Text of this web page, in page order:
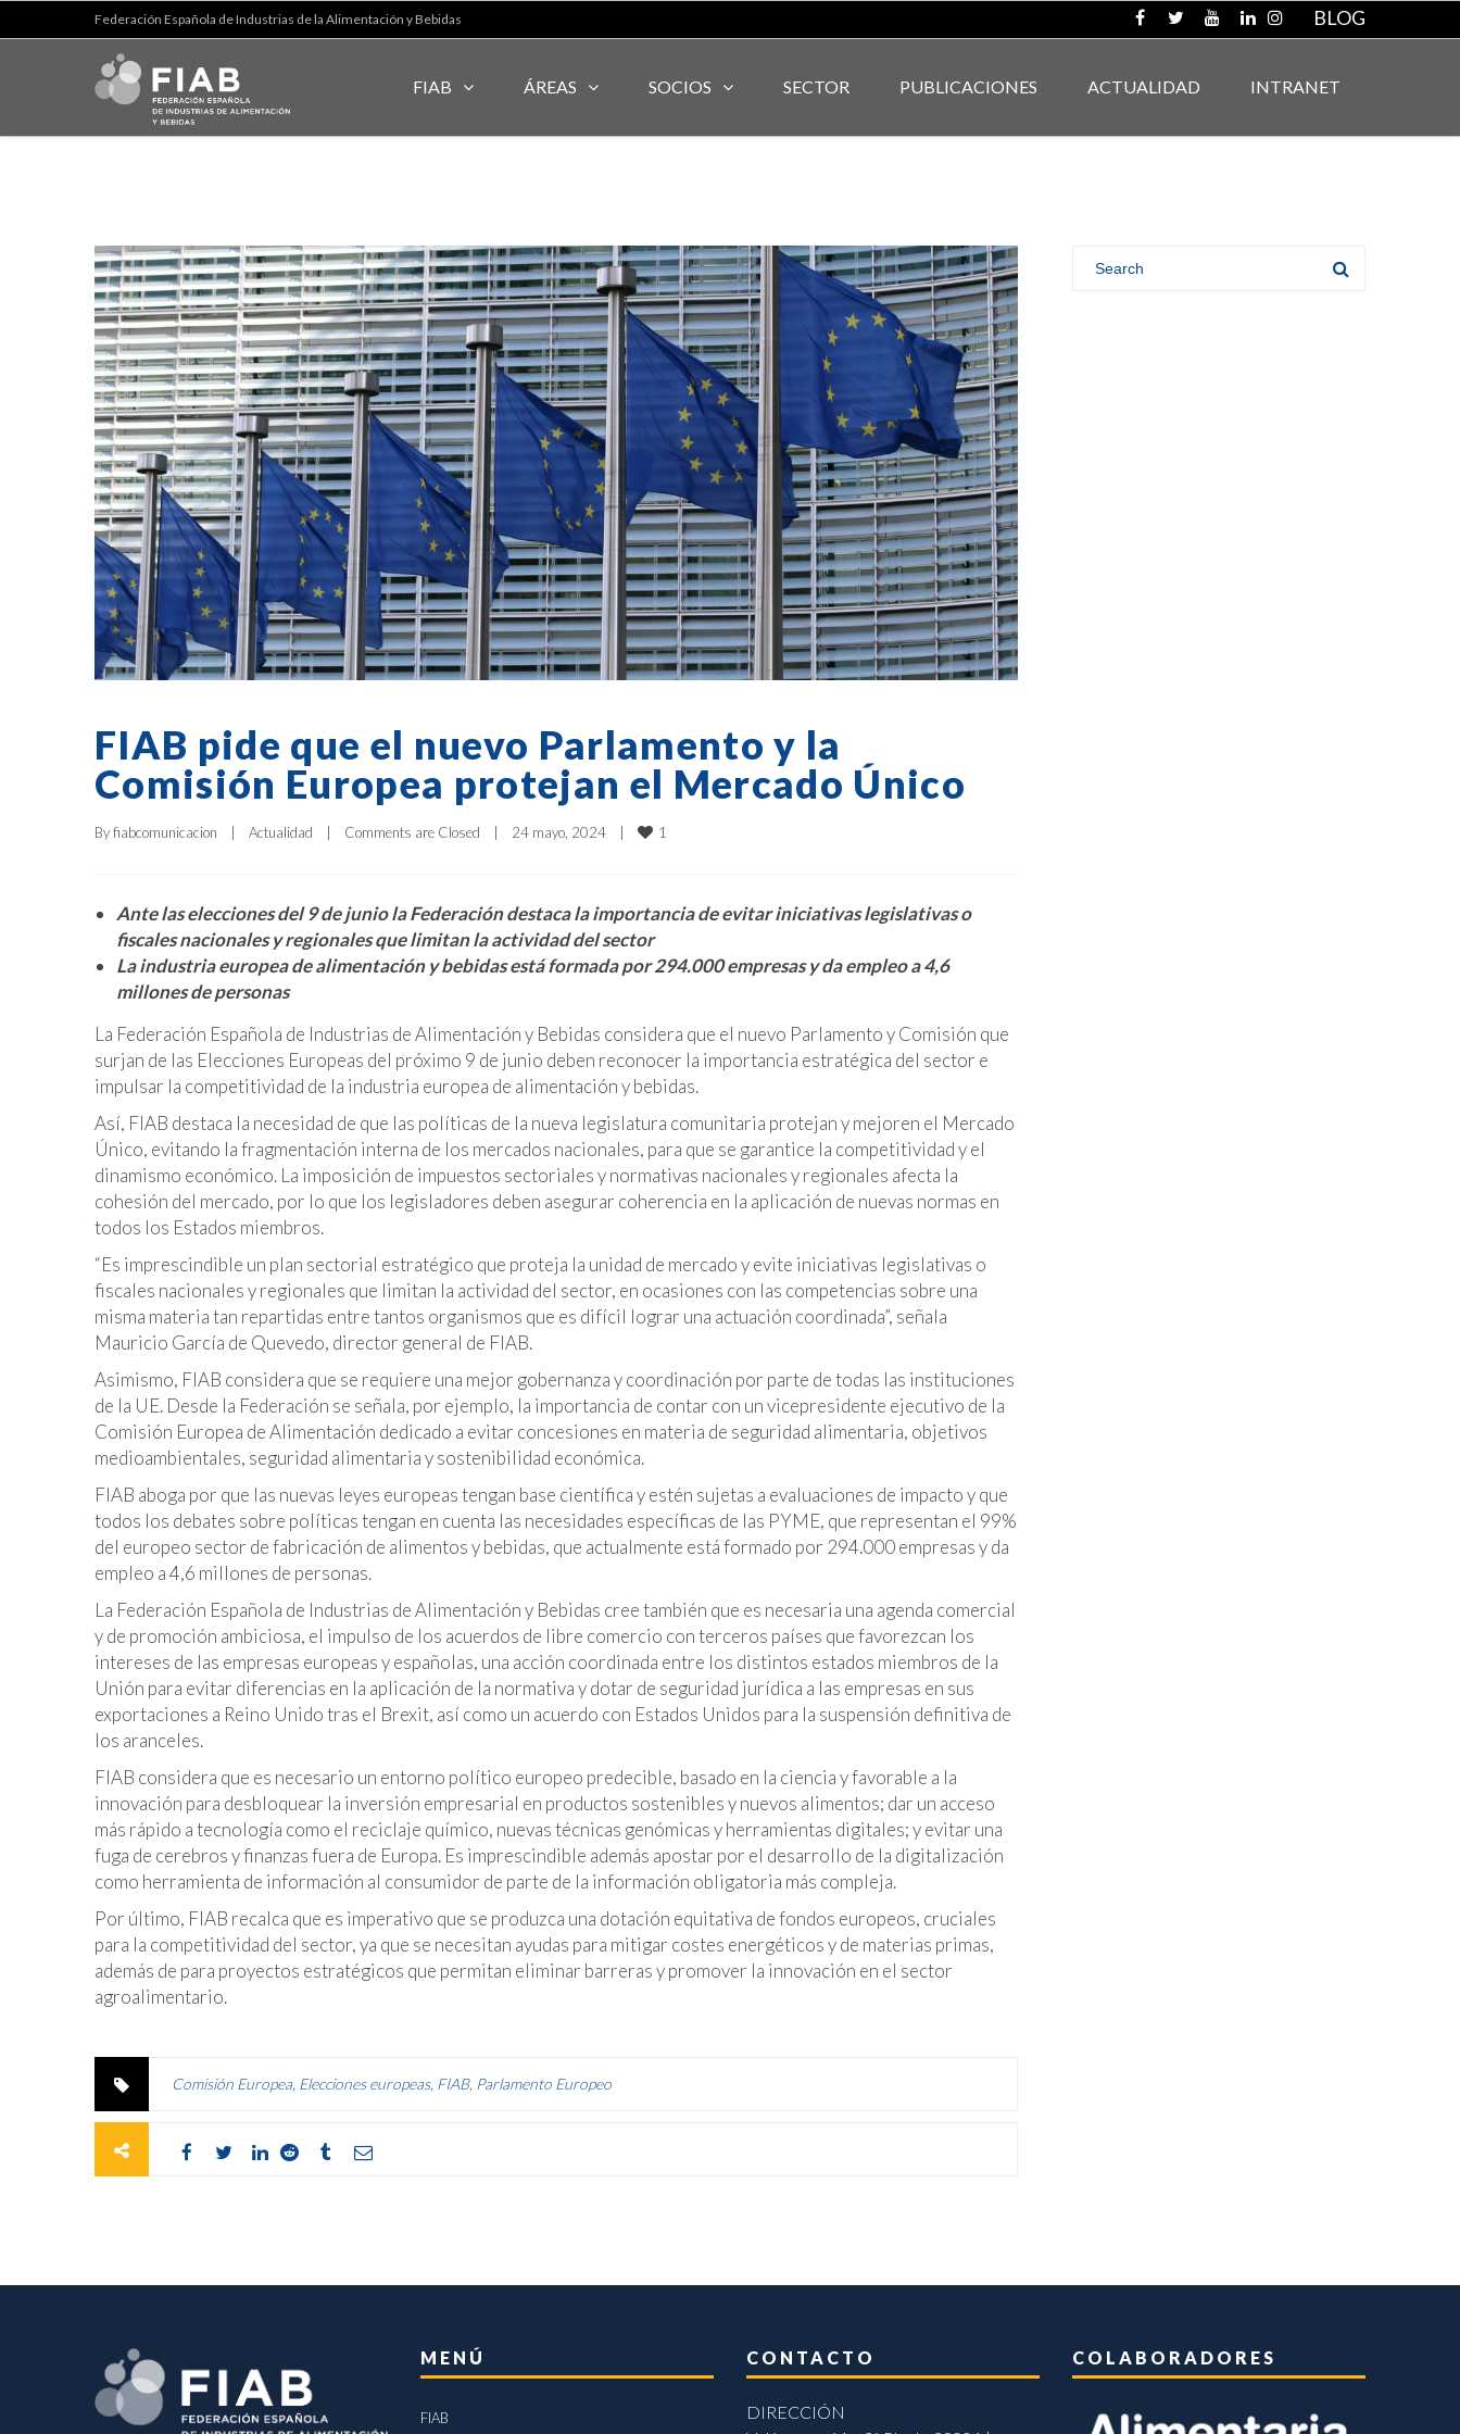
Federación Española de Industrias de la Alimentación y Bebidas BLOG
FIAB ÁREAS SOCIOS SECTOR PUBLICACIONES ACTUALIDAD INTRANET
FIAB pide que el nuevo Parlamento y la
Comisión Europea protejan el Mercado Único
By fiabcomunicacion Actualidad Comments are Closed 24 mayo, 2024 1
Ante las elecciones del 9 de junio la Federación destaca la importancia de evitar iniciativas legislativas o
fiscales nacionales y regionales que limitan la actividad del sector
La industria europea de alimentación y bebidas está formada por 294.000 empresas y da empleo a 4,6
millones de personas
La Federación Española de Industrias de Alimentación y Bebidas considera que el nuevo Parlamento y Comisión que
surjan de las Elecciones Europeas del próximo 9 de junio deben reconocer la importancia estratégica del sector e
impulsar la competitividad de la industria europea de alimentación y bebidas.
Así, FIAB destaca la necesidad de que las políticas de la nueva legislatura comunitaria protejan y mejoren el Mercado
Único, evitando la fragmentación interna de los mercados nacionales, para que se garantice la competitividad y el
dinamismo económico. La imposición de impuestos sectoriales y normativas nacionales y regionales afecta la
cohesión del mercado, por lo que los legisladores deben asegurar coherencia en la aplicación de nuevas normas en
todos los Estados miembros.
“Es imprescindible un plan sectorial estratégico que proteja la unidad de mercado y evite iniciativas legislativas o
fiscales nacionales y regionales que limitan la actividad del sector, en ocasiones con las competencias sobre una
misma materia tan repartidas entre tantos organismos que es difícil lograr una actuación coordinada”, señala
Mauricio García de Quevedo, director general de FIAB.
Asimismo, FIAB considera que se requiere una mejor gobernanza y coordinación por parte de todas las instituciones
de la UE. Desde la Federación se señala, por ejemplo, la importancia de contar con un vicepresidente ejecutivo de la
Comisión Europea de Alimentación dedicado a evitar concesiones en materia de seguridad alimentaria, objetivos
medioambientales, seguridad alimentaria y sostenibilidad económica.
FIAB aboga por que las nuevas leyes europeas tengan base científica y estén sujetas a evaluaciones de impacto y que
todos los debates sobre políticas tengan en cuenta las necesidades específicas de las PYME, que representan el 99%
del europeo sector de fabricación de alimentos y bebidas, que actualmente está formado por 294.000 empresas y da
empleo a 4,6 millones de personas.
La Federación Española de Industrias de Alimentación y Bebidas cree también que es necesaria una agenda comercial
y de promoción ambiciosa, el impulso de los acuerdos de libre comercio con terceros países que favorezcan los
intereses de las empresas europeas y españolas, una acción coordinada entre los distintos estados miembros de la
Unión para evitar diferencias en la aplicación de la normativa y dotar de seguridad jurídica a las empresas en sus
exportaciones a Reino Unido tras el Brexit, así como un acuerdo con Estados Unidos para la suspensión definitiva de
los aranceles.
FIAB considera que es necesario un entorno político europeo predecible, basado en la ciencia y favorable a la
innovación para desbloquear la inversión empresarial en productos sostenibles y nuevos alimentos; dar un acceso
más rápido a tecnología como el reciclaje químico, nuevas técnicas genómicas y herramientas digitales; y evitar una
fuga de cerebros y finanzas fuera de Europa. Es imprescindible además apostar por el desarrollo de la digitalización
como herramienta de información al consumidor de parte de la información obligatoria más compleja.
Por último, FIAB recalca que es imperativo que se produzca una dotación equitativa de fondos europeos, cruciales
para la competitividad del sector, ya que se necesitan ayudas para mitigar costes energéticos y de materias primas,
además de para proyectos estratégicos que permitan eliminar barreras y promover la innovación en el sector
agroalimentario.
Comisión Europea Elecciones europeas, FIAB, Parlamento Europeo
MENÚ
FIAB
CONTACTO
DIRECCIÓN
COLABORADORES